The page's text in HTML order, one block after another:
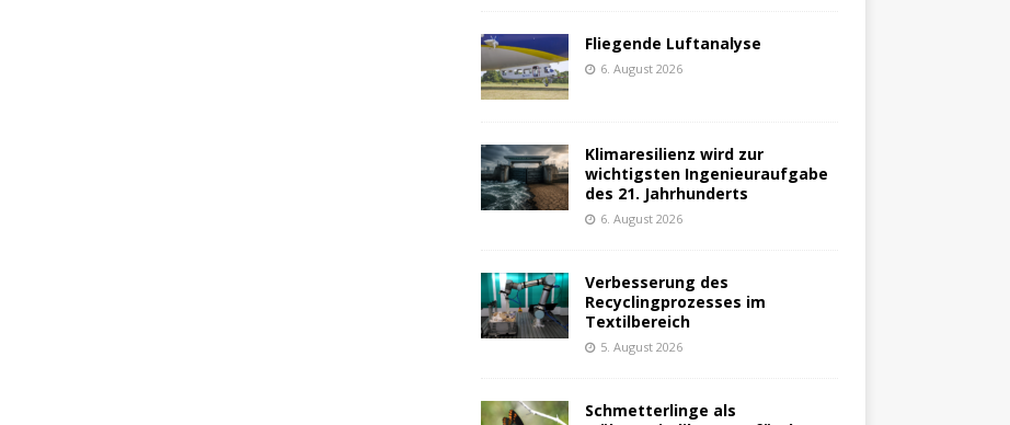
Fliegende Luftanalyse
6. August 2026
Klimaresilienz wird zur
wichtigsten Ingenieuraufgabe
des 21. Jahrhunderts
6. August 2026
Verbesserung des
Recyclingprozesses im
Textilbereich
5. August 2026
Schmetterlinge als